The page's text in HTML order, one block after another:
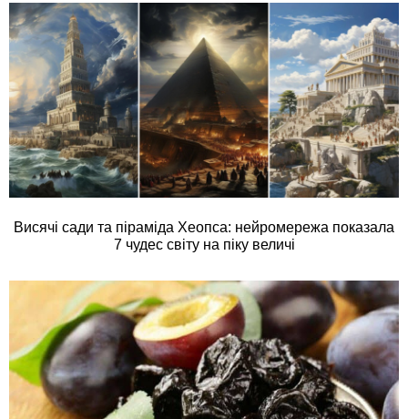
Висячі сади та піраміда Хеопса: нейромережа показала
7 чудес світу на піку величі